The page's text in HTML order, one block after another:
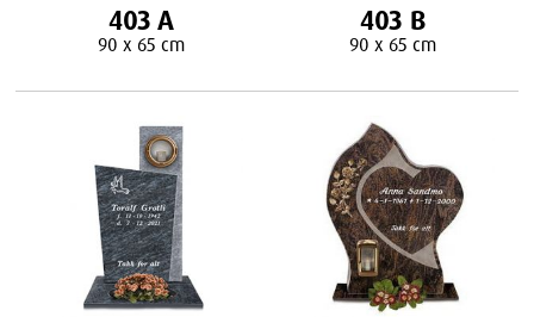
403 A
90 x 65 cm
403 B
90 x 65 cm